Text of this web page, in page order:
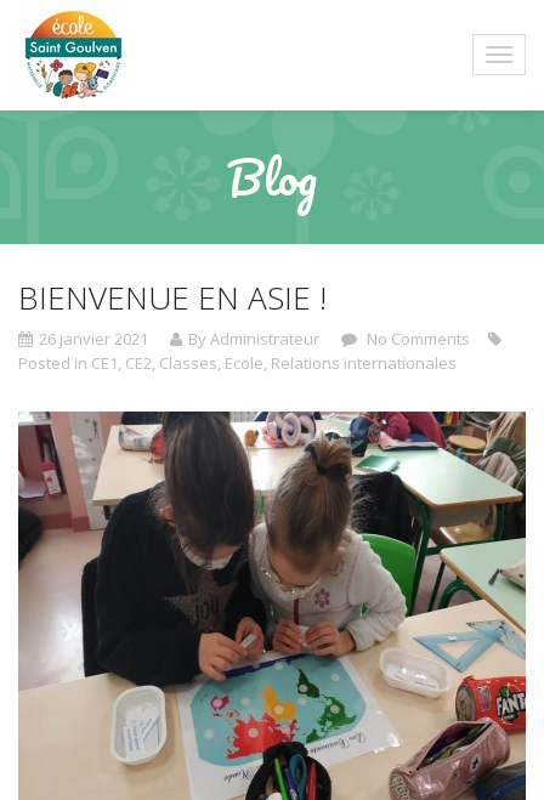
Blog
BIENVENUE EN ASIE !
26 janvier 2021 By Administrateur
No Comments
Posted in CE1, CE2, Classes, Ecole, Relations internationales